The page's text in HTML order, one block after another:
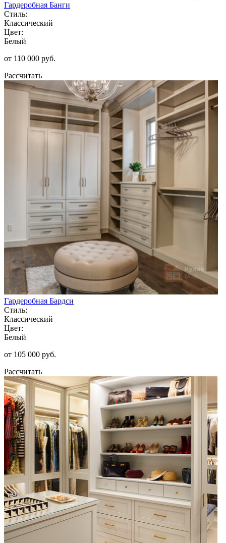
Гардеробная Банги
Стиль:
Классический
Цвет:
Белый
от 110 000 руб.
Рассчитать
Гардеробная Бардси
Стиль:
Классический
Цвет:
Белый
от 105 000 руб.
Рассчитать